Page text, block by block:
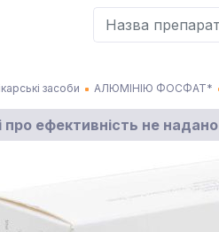
засоби АЛЮМІНІЮ ФОСФАТ*
про ефективність не надано